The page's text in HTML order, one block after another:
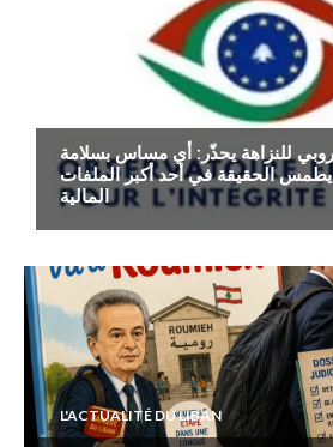
للنزاهة يحذّر: أي مساس بسلامة
الحقيقة في أحد أكبر الملفات
المالية
L'ACTUALITÉ DU LIBAN